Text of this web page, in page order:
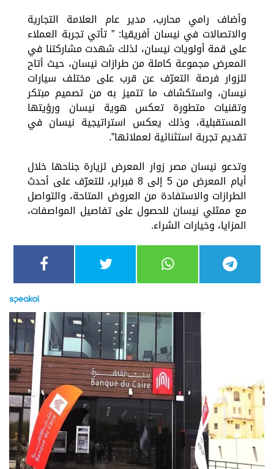
وأضاف رامي محارب، مدير عام العلامة التجارية
والاتصالات في نيسان أفريقيا: ” تأتي تجربة العملاء
على قمة أولويات نيسان، لذلك شهدت مشاركتنا في
المعرض مجموعة كاملة من طرازات نيسان، حيث أتاح
للزوار فرصة التعرّف عن قرب على مختلف سيارات
نيسان، واستكشاف ما تتميز به من تصميم مبتكر
وتقنيات متطورة تعكس هوية نيسان ورؤيتها
المستقبلية، وذلك يعكس استراتيجية نيسان في
تقديم تجربة استثنائية لعملائها”.
وتدعو نيسان مصر زوار المعرض لزيارة جناحها خلال
أيام المعرض من 5 إلى 8 فبراير، للتعرّف على أحدث
الطرازات والاستفادة من العروض المتاحة، والتواصل
مع ممثلي نيسان للحصول على تفاصيل المواصفات،
المزايا، وخيارات الشراء.